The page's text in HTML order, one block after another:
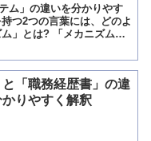
ム」の違いを分かりやす
つ2つの言葉には、どのよ
」とは? 「メカニズム」
と「職務経歴書」の違
りやすく解釈